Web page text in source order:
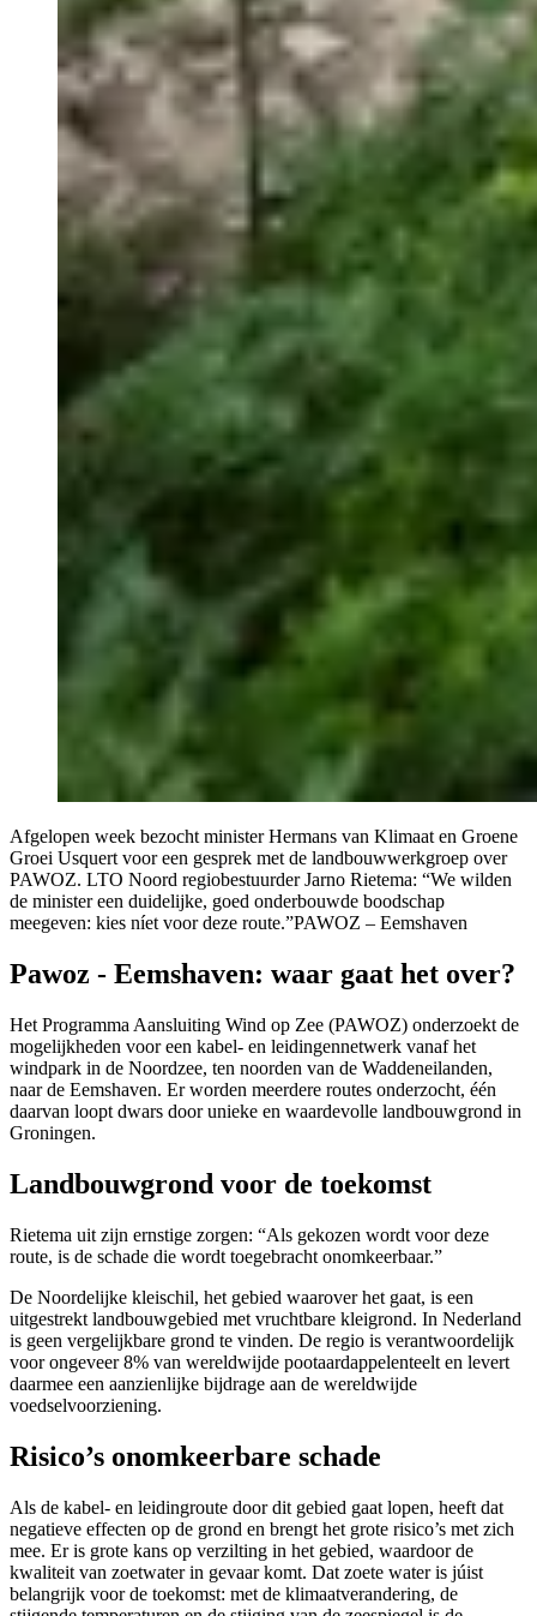
Afgelopen week bezocht minister Hermans van Klimaat en Groene
Groei Usquert voor een gesprek met de landbouwwerkgroep over
PAWOZ. LTO Noord regiobestuurder Jarno Rietema: “We wilden
de minister een duidelijke, goed onderbouwde boodschap
meegeven: kies níet voor deze route.”PAWOZ – Eemshaven
Pawoz - Eemshaven: waar gaat het over?
Het Programma Aansluiting Wind op Zee (PAWOZ) onderzoekt de
mogelijkheden voor een kabel- en leidingennetwerk vanaf het
windpark in de Noordzee, ten noorden van de Waddeneilanden,
naar de Eemshaven. Er worden meerdere routes onderzocht, één
daarvan loopt dwars door unieke en waardevolle landbouwgrond in
Groningen.
Landbouwgrond voor de toekomst
Rietema uit zijn ernstige zorgen: “Als gekozen wordt voor deze
route, is de schade die wordt toegebracht onomkeerbaar.”
De Noordelijke kleischil, het gebied waarover het gaat, is een
uitgestrekt landbouwgebied met vruchtbare kleigrond. In Nederland
is geen vergelijkbare grond te vinden. De regio is verantwoordelijk
voor ongeveer 8% van wereldwijde pootaardappelenteelt en levert
daarmee een aanzienlijke bijdrage aan de wereldwijde
voedselvoorziening.
Risico’s onomkeerbare schade
Als de kabel- en leidingroute door dit gebied gaat lopen, heeft dat
negatieve effecten op de grond en brengt het grote risico’s met zich
mee. Er is grote kans op verzilting in het gebied, waardoor de
kwaliteit van zoetwater in gevaar komt. Dat zoete water is júist
belangrijk voor de toekomst: met de klimaatverandering, de